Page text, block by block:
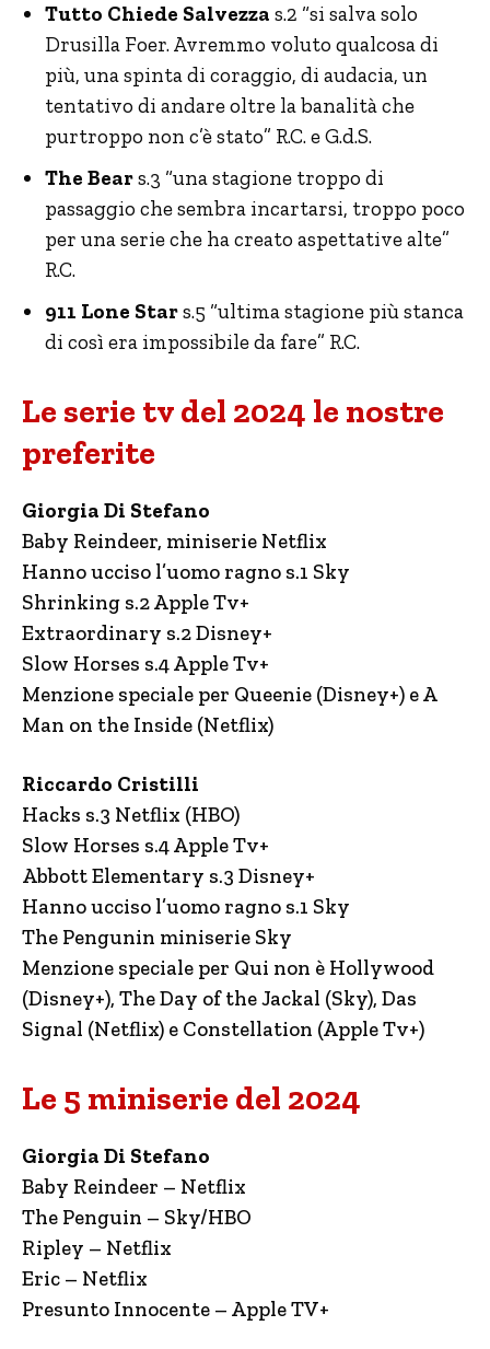
Tutto Chiede Salvezza s.2 “si salva solo
Drusilla Foer. Avremmo voluto qualcosa di
più, una spinta di coraggio, di audacia, un
tentativo di andare oltre la banalità che
purtroppo non c’è stato” R.C. e G.d.S.
The Bears.3 “una stagione troppo di
passaggio che sembra incartarsi, troppo poco
per una serie che ha creato aspettative alte”
R.C.
911 Lone Stars.5 “ultima stagione più stanca
di così era impossibile da fare” R.C.
Le serie tv del 2024 le nostre
preferite
Giorgia Di Stefano
Baby Reindeer, miniserie Netflix
Hanno ucciso l’uomo ragno s.1 Sky
Shrinking s.2 Apple Tv+
Extraordinary s.2 Disney+
Slow Horses s.4 Apple Tv+
Menzione speciale per Queenie (Disney+) e A
Man on the Inside (Netflix)
Riccardo Cristilli
Hacks s.3 Netflix (HBO)
Slow Horses s.4 Apple Tv+
Abbott Elementary s.3 Disney+
Hanno ucciso l’uomo ragno s.1 Sky
The Pengunin miniserie Sky
Menzione speciale per Qui non è Hollywood
(Disney+), The Day of the Jackal (Sky), Das
Signal (Netflix) e Constellation (Apple Tv+)
Le 5 miniserie del 2024
Giorgia Di Stefano
Baby Reindeer – Netflix
The Penguin – Sky/HBO
Ripley – Netflix
Eric – Netflix
Presunto Innocente – Apple TV+